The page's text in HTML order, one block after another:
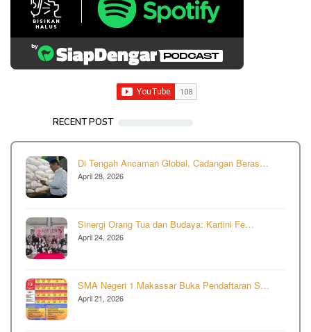
RECENT POST
Di Tengah Ancaman Global, Cadangan Beras…
April 28, 2026
Sinergi Orang Tua dan Budaya: Kartini Fe…
April 24, 2026
SMA Negeri 1 Makassar Buka Pendaftaran S…
April 21, 2026